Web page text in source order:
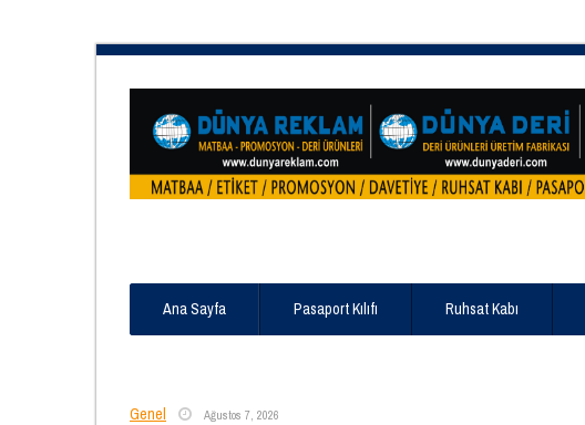
Ana Sayfa Pasaport Kılıfı Ruhsat Kabı
Genel Ağustos 7, 2026